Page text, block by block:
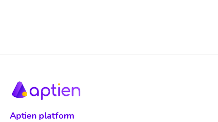
Aptien platform